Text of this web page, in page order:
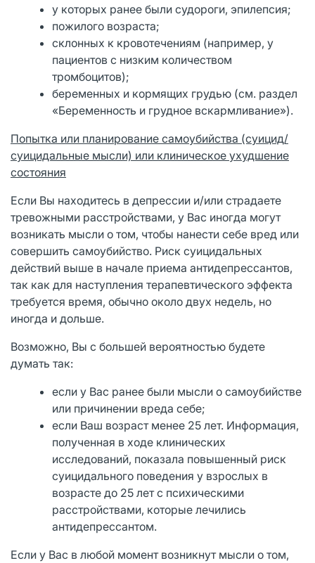
у которых ранее были судороги, эпилепсия;
пожилого возраста;
склонных к кровотечениям (например, у
пациентов с низким количеством
тромбоцитов);
беременных и кормящих грудью (см. раздел
«Беременность и грудное вскармливание»).
Попытка или планирование самоубийства (суицид/
суицидальные мысли) или клиническое ухудшение
состояния
Если Вы находитесь в депрессии и/или страдаете
тревожными расстройствами, у Вас иногда могут
возникать мысли о том, чтобы нанести себе вред или
совершить самоубийство. Риск суицидальных
действий выше в начале приема антидепрессантов,
так как для наступления терапевтического эффекта
требуется время, обычно около двух недель, но
иногда и дольше.
Возможно, Вы с большей вероятностью будете
думать так:
если у Вас ранее были мысли о самоубийстве
или причинении вреда себе;
если Ваш возраст менее 25 лет. Информация,
полученная в ходе клинических
исследований, показала повышенный риск
суицидального поведения у взрослых в
возрасте до 25 лет с психическими
расстройствами, которые лечились
антидепрессантом.
Если у Вас в любой момент возникнут мысли о том,